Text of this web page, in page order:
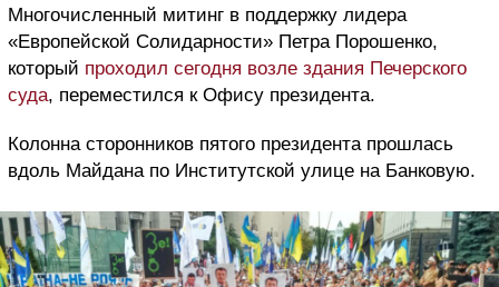
Многочисленный митинг в поддержку лидера
«Европейской Солидарности» Петра Порошенко,
который проходил сегодня возле здания Печерского
суда, переместился к Офису президента.
Колонна сторонников пятого президента прошлась
вдоль Майдана по Институтской улице на Банковую.